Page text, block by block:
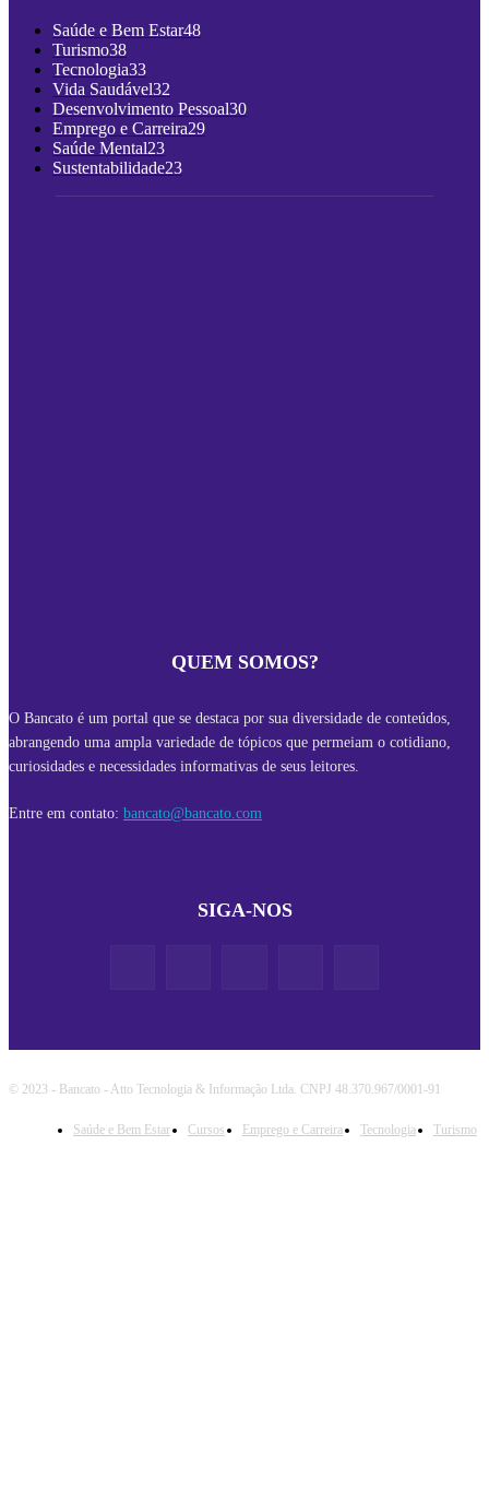
Saúde e Bem Estar48
Turismo38
Tecnologia33
Vida Saudável32
Desenvolvimento Pessoal30
Emprego e Carreira29
Saúde Mental23
Sustentabilidade23
QUEM SOMOS?
O Bancato é um portal que se destaca por sua diversidade de conteúdos,
abrangendo uma ampla variedade de tópicos que permeiam o cotidiano,
curiosidades e necessidades informativas de seus leitores.
Entre em contato: bancato@bancato.com
SIGA-NOS
© 2023 - Bancato - Atto Tecnologia & Informação Ltda. CNPJ 48.370.967/0001-91
Saúde e Bem Estar Cursos Emprego e Carreira Tecnologia Turismo